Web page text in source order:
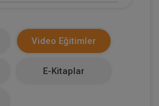
Video Eğitimler
E-Kitaplar